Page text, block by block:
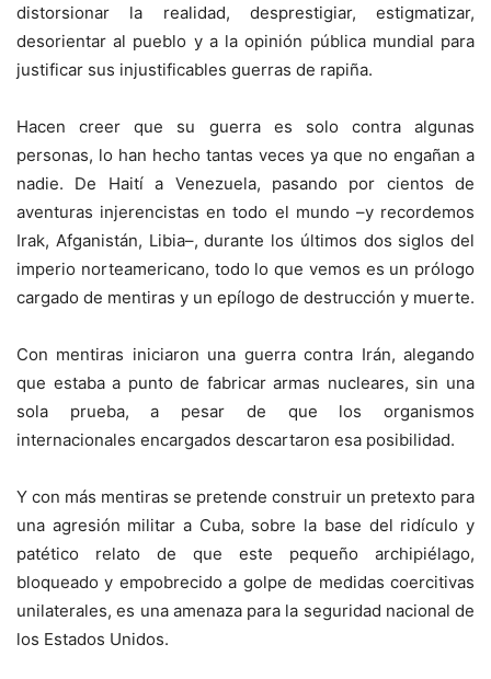
distorsionar la realidad, desprestigiar, estigmatizar,
desorientar al pueblo y a la opinión pública mundial para
justificar sus injustificables guerras de rapiña.
Hacen creer que su guerra es solo contra algunas
personas, lo han hecho tantas veces ya que no engañan a
nadie. De Haití a Venezuela, pasando por cientos de
aventuras injerencistas en todo el mundo –y recordemos
Irak, Afganistán, Libia–, durante los últimos dos siglos del
imperio norteamericano, todo lo que vemos es un prólogo
cargado de mentiras y un epílogo de destrucción y muerte.
Con mentiras iniciaron una guerra contra Irán, alegando
que estaba a punto de fabricar armas nucleares, sin una
sola prueba, a pesar de que los organismos
internacionales encargados descartaron esa posibilidad.
Y con más mentiras se pretende construir un pretexto para
una agresión militar a Cuba, sobre la base del ridículo y
patético relato de que este pequeño archipiélago,
bloqueado y empobrecido a golpe de medidas coercitivas
unilaterales, es una amenaza para la seguridad nacional de
los Estados Unidos.